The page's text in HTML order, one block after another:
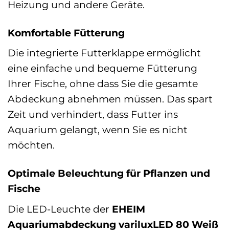
Heizung und andere Geräte.
Komfortable Fütterung
Die integrierte Futterklappe ermöglicht
eine einfache und bequeme Fütterung
Ihrer Fische, ohne dass Sie die gesamte
Abdeckung abnehmen müssen. Das spart
Zeit und verhindert, dass Futter ins
Aquarium gelangt, wenn Sie es nicht
möchten.
Optimale Beleuchtung für Pflanzen und
Fische
Die LED-Leuchte der EHEIM
Aquariumabdeckung variluxLED 80 Weiß